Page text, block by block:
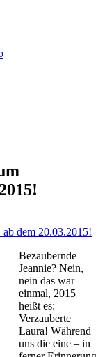
Bezaubernde
Jeannie? Nein,
nein das war
einmal, 2015
heißt es:
Verzauberte
Laura! Während
uns die eine – in